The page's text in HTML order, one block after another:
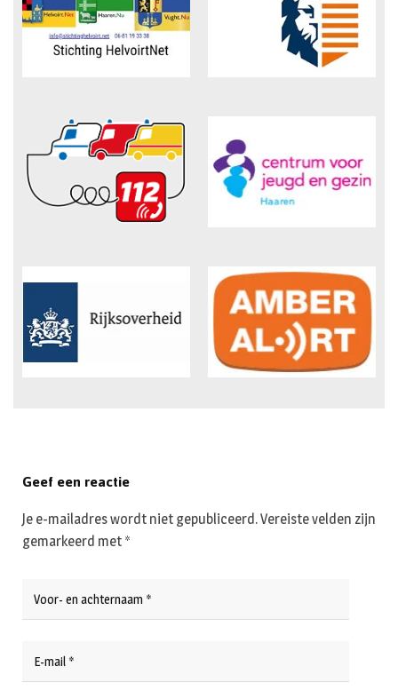
Geef een reactie
Je e-mailadres wordt niet gepubliceerd.Vereiste velden zijn
gemarkeerd met *